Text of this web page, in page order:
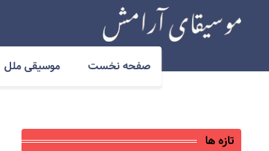
صفحه نخست موسیقی ملل
تازه ها